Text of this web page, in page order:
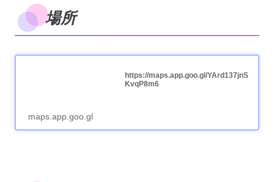
場所
https://maps.app.goo.gl/YArd137jnS
KvqP8m6
maps.app.goo.gl